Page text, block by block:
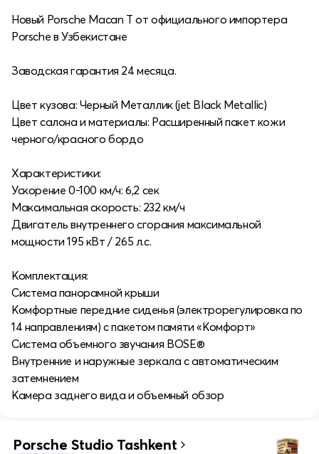
Новый Porsche Macan T от официального импортера
Porsche в Узбекистане
Заводская гарантия 24 месяца.
Цвет кузова: Черный Металлик (jet Black Metallic)
Цвет салона и материалы: Расширенный пакет кожи
черного/красного бордо
Характеристики:
Ускорение 0-100 км/ч: 6,2 сек
Максимальная скорость: 232 км/ч
Двигатель внутреннего сгорания максимальной
мощности 195 кВт / 265 л.с.
Комплектация:
Система панорамной крыши
Комфортные передние сиденья (электрорегулировка по
14 направлениям) с пакетом памяти «Комфорт»
Система объемного звучания BOSE®
Внутренние и наружные зеркала с автоматическим
затемнением
Камера заднего вида и объемный обзор
Porsche Studio Tashkent